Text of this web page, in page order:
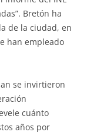
Bretón ha
de la ciudad, en
han empleado
se invirtieron
cuánto
años por